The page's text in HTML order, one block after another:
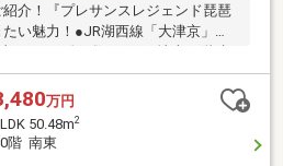
介！『プレサンスレジェンド琵琶
い魅力！●JR湖西線「大津京」駅
の住戸。●専有面積50.48㎡の
約14.0帖、キッチンは対面式で
帖の広さ。寝室など、用途に合わせ
●バルコニーにスロップシンク有。●
ボックスとアルコーブ付きです。●
万円
50.48m2
階 南東